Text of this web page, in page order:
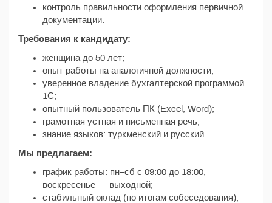
контроль правильности оформления первичной
документации.
Требования к кандидату:
женщина до 50 лет;
опыт работы на аналогичной должности;
уверенное владение бухгалтерской программой
1С;
опытный пользователь ПК (Excel, Word);
грамотная устная и письменная речь;
знание языков: туркменский и русский.
Мы предлагаем:
график работы: пн–сб с 09:00 до 18:00,
воскресенье — выходной;
стабильный оклад (по итогам собеседования);